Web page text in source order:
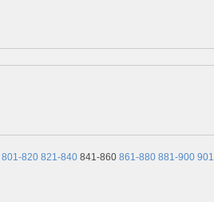
801-820 821-840 841-860 861-880 881-900